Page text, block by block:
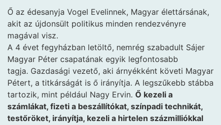
Ő az édesanyja Vogel Evelinnek, Magyar élettársának,
akit az újdonsült politikus minden rendezvényre
magával visz.
A 4 évet fegyházban letöltő, nemrég szabadult Sájer
Magyar Péter csapatának egyik legfontosabb
tagja. Gazdasági vezető, aki árnyékként követi Magyar
Pétert, a titkárságát is ő irányítja. A legszűkebb stábba
tartozik, mint például Nagy Ervin. Ő kezeli a
számlákat, fizeti a beszállítókat, színpadi technikát,
testőröket, irányítja, kezeli a hirtelen százmilliókkal